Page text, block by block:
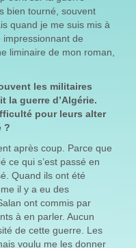
bien tourné, souvent
quand je me suis mis à
impressionnant de
liminaire de mon roman,
les militaires
la guerre d’Algérie.
pour leurs alter
?
après coup. Parce que
ce qui s’est passé en
Quand ils ont été
il y a eu des
ont commis par
à en parler. Aucun
de cette guerre. Les
voulu me les donner